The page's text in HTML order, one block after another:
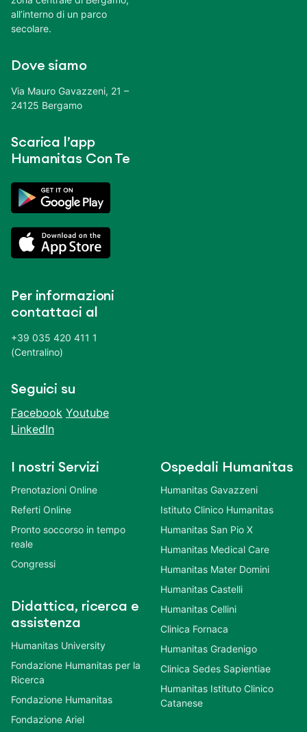
all’interno di un parco
secolare.
Dove siamo
Via Mauro Gavazzeni, 21 –
24125 Bergamo
Scarica l’app
Humanitas Con Te
Per informazioni
contattaci al
+39 035 420 411 1
(Centralino)
Seguici su
Facebook Youtube
LinkedIn
I nostri Servizi
Prenotazioni Online
Referti Online
Pronto soccorso in tempo
reale
Congressi
Didattica, ricerca e
assistenza
Humanitas University
Fondazione Humanitas per la
Ricerca
Fondazione Humanitas
Fondazione Ariel
Ospedali Humanitas
Humanitas Gavazzeni
Istituto Clinico Humanitas
Humanitas San Pio X
Humanitas Medical Care
Humanitas Mater Domini
Humanitas Castelli
Humanitas Cellini
Clinica Fornaca
Humanitas Gradenigo
Clinica Sedes Sapientiae
Humanitas Istituto Clinico
Catanese